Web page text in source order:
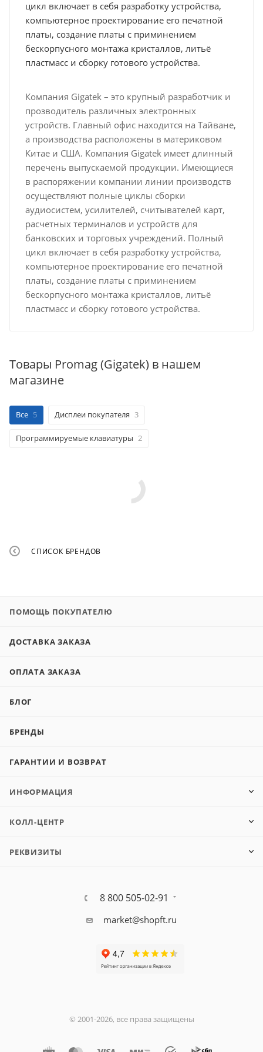
цикл включает в себя разработку устройства,
компьютерное проектирование его печатной
платы, создание платы с приминением
бескорпусного монтажа кристаллов, литьё
пластмасс и сборку готового устройства.
Компания Gigatek – это крупный разработчик и
прозводитель различных электронных
устройств. Главный офис находится на Тайване,
а производства расположены в материковом
Китае и США. Компания Gigatek имеет длинный
перечень выпускаемой продукции. Имеющиеся
в распоряжении компании линии производств
осуществляют полные циклы сборки
аудиосистем, усилителей, считывателей карт,
расчетных терминалов и устройств для
банковских и торговых учреждений. Полный
цикл включает в себя разработку устройства,
компьютерное проектирование его печатной
платы, создание платы с приминением
бескорпусного монтажа кристаллов, литьё
пластмасс и сборку готового устройства.
Товары Promag (Gigatek) в нашем
магазине
Все 5 Дисплеи покупателя 3
Программируемые клавиатуры 2
СПИСОК БРЕНДОВ
ПОМОЩЬ ПОКУПАТЕЛЮ
ДОСТАВКА ЗАКАЗА
ОПЛАТА ЗАКАЗА
БЛОГ
БРЕНДЫ
ГАРАНТИИ И ВОЗВРАТ
ИНФОРМАЦИЯ
КОЛЛ-ЦЕНТР
РЕКВИЗИТЫ
8 800 505-02-91
market@shopft.ru
© 2001-2026, все права защищены